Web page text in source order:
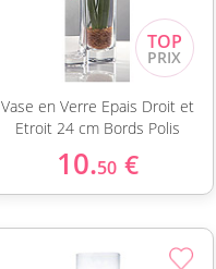
Vase en Verre Epais Droit et
Etroit 24 cm Bords Polis
10.50 €